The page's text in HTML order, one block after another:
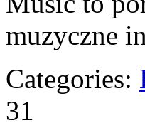
muzyczne
Categories:
31